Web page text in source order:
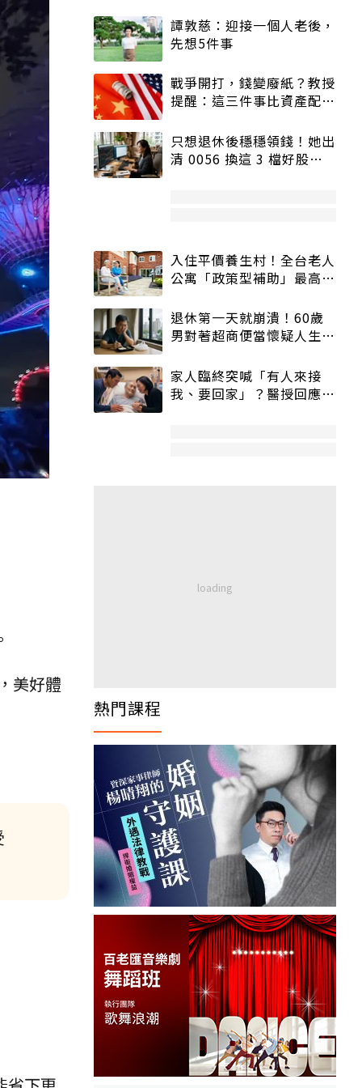
美好體
譚敦慈：迎接一個人老後，
先想5件事
戰爭開打，錢變廢紙？教授
提醒：這三件事比資產配置
只想退休後穩穩領錢！她出
清 0056 換這 3 檔好股：
入住平價養生村！全台老人
公寓「政策型補助」最高打
退休第一天就崩潰！60歲
男對著超商便當懷疑人生
家人臨終突喊「有人來接
我、要回家」？醫授回應方
熱門課程